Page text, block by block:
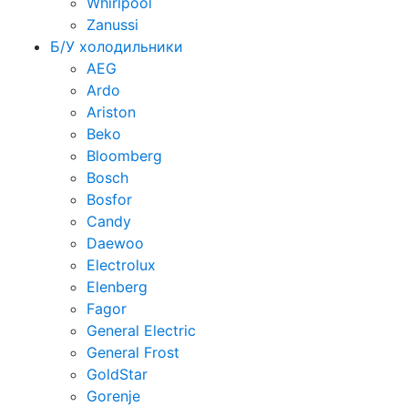
Zanussi
Б/У холодильники
AEG
Ardo
Ariston
Beko
Bloomberg
Bosch
Bosfor
Candy
Daewoo
Electrolux
Elenberg
Fagor
General Electric
General Frost
GoldStar
Gorenje